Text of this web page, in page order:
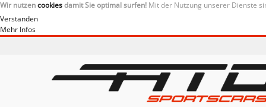
Wir nutzencookiesdamit Sie optimal surfen! Mit der Nutzung unserer Dienste
Verstanden
Mehr Infos